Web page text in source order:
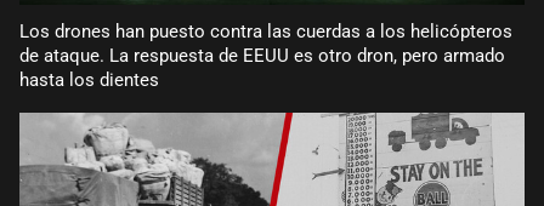
Los drones han puesto contra las cuerdas a los helicópteros
de ataque. La respuesta de EEUU es otro dron, pero armado
hasta los dientes